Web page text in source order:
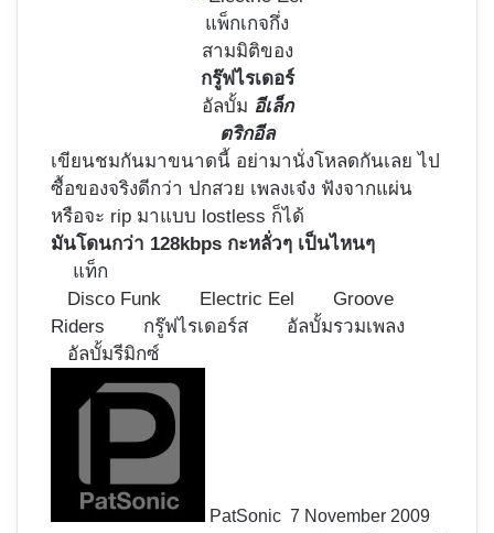
แพ็กเกจกึ่ง
สามมิติของ
กรู๊ฟไรเดอร์
อัลบั้ม อีเล็ก
ตริกอีล
เขียนชมกันมาขนาดนี้ อย่ามานั่งโหลดกันเลย ไป
ซื้อของจริงดีกว่า ปกสวย เพลงเจ๋ง ฟังจากแผ่น
หรือจะ rip มาแบบ lostless ก็ได้
มันโดนกว่า 128kbps กะหลั่วๆ เป็นไหนๆ
แท็ก
Disco Funk
Electric Eel
Groove
Riders
กรู๊ฟไรเดอร์ส
อัลบั้มรวมเพลง
อัลบั้มรีมิกซ์
PatSonic 7 November 2009